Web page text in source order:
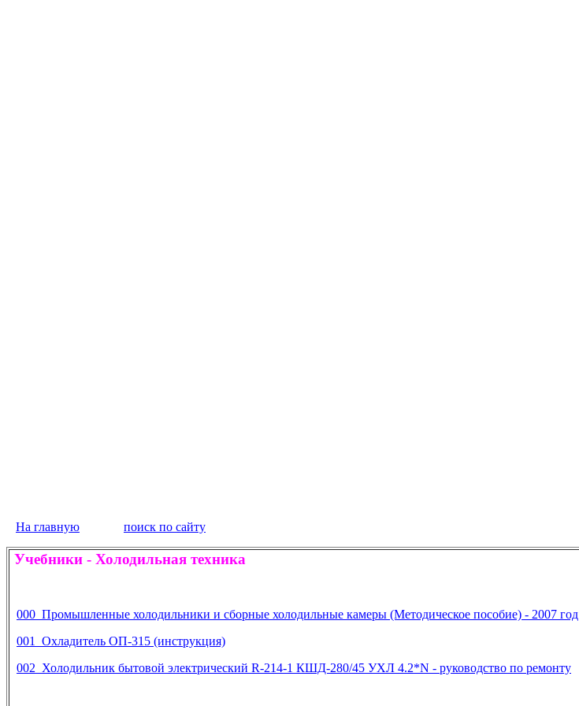
На главную поиск по сайту
Учебники - Холодильная техника
000 Промышленные холодильники и сборные холодильные камеры (Методическое пособие) - 2007 год
001 Охладитель ОП-315 (инструкция)
002 Холодильник бытовой электрический R-214-1 КШД-280/45 УХЛ 4.2*N - руководство по ремонту